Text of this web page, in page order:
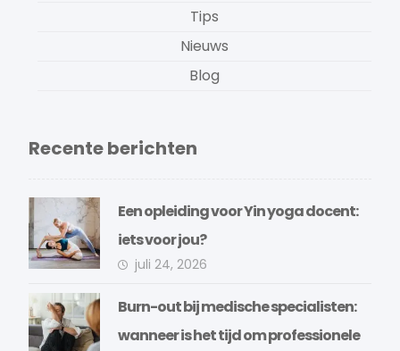
Tips
Nieuws
Blog
Recente berichten
Een opleiding voor Yin yoga docent:
iets voor jou?
juli 24, 2026
Burn-out bij medische specialisten:
wanneer is het tijd om professionele